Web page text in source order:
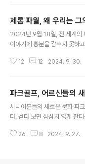
시절,그때의 내가 느낀 서울은
조를 오가며 스스로를옥죄고
한 조각 또는 한 부분이다.매일
적응하기 위해 긴장을 놓지 않
제롬 파월, 왜 우리는 그
2024년 9월 18일, 전 세계의
이야기에 흥분을 감추지 못
러의 양적 완화로 달러의 가치
단적으로 주식 시장에 진입하
을 만들어 냈기도 했다. 그 이
3년까지 금리 인상을 통해 인
름과 달러 강세 그리고 글로벌
12 12 2024. 9. 30.
파크골프, 어르신들의
시니어분들의 새로운 문화 파
다. 걷다 보면 심심치 않게 잔
고 햇살도 맞으며 경기를 즐기
26 8 2024. 9. 27.